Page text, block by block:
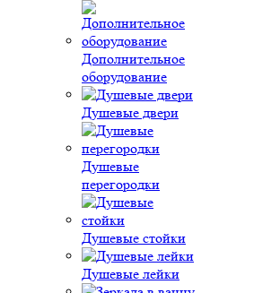
Дополнительное
оборудование
Душевые двери
Душевые
перегородки
Душевые стойки
Душевые лейки